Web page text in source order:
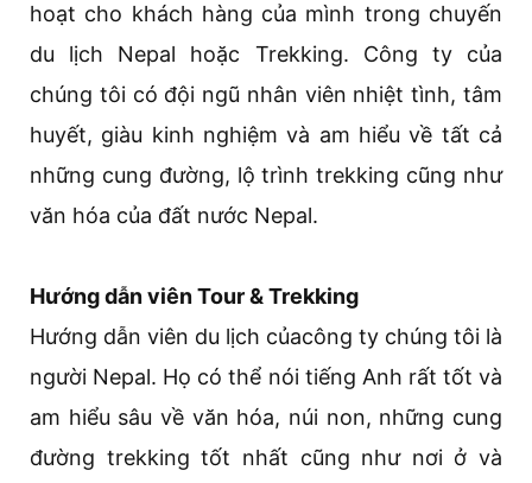
hoạt cho khách hàng của mình trong chuyến
du lịch Nepal hoặc Trekking. Công ty của
chúng tôi có đội ngũ nhân viên nhiệt tình, tâm
huyết, giàu kinh nghiệm và am hiểu về tất cả
những cung đường, lộ trình trekking cũng như
văn hóa của đất nước Nepal.
Hướng dẫn viên Tour & Trekking
Hướng dẫn viên du lịch củacông ty chúng tôi là
người Nepal. Họ có thể nói tiếng Anh rất tốt và
am hiểu sâu về văn hóa, núi non, những cung
đường trekking tốt nhất cũng như nơi ở và